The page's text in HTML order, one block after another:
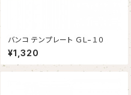
バンコ テンプレート ＧＬ−１０
¥1,320